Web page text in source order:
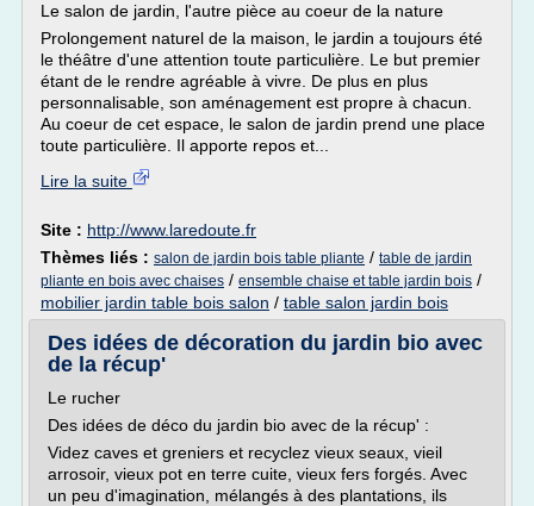
Le salon de jardin, l'autre pièce au coeur de la nature
Prolongement naturel de la maison, le jardin a toujours été
le théâtre d'une attention toute particulière. Le but premier
étant de le rendre agréable à vivre. De plus en plus
personnalisable, son aménagement est propre à chacun.
Au coeur de cet espace, le salon de jardin prend une place
toute particulière. Il apporte repos et...
Lire la suite
Site : http://www.laredoute.fr
Thèmes liés : salon de jardin bois table pliante / table de jardin
pliante en bois avec chaises / ensemble chaise et table jardin bois /
mobilier jardin table bois salon / table salon jardin bois
Des idées de décoration du jardin bio avec
de la récup'
Le rucher
Des idées de déco du jardin bio avec de la récup' :
Videz caves et greniers et recyclez vieux seaux, vieil
arrosoir, vieux pot en terre cuite, vieux fers forgés. Avec
un peu d'imagination, mélangés à des plantations, ils